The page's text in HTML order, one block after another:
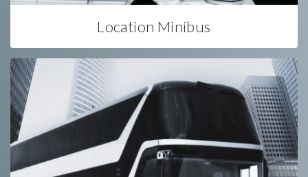
Location Minibus